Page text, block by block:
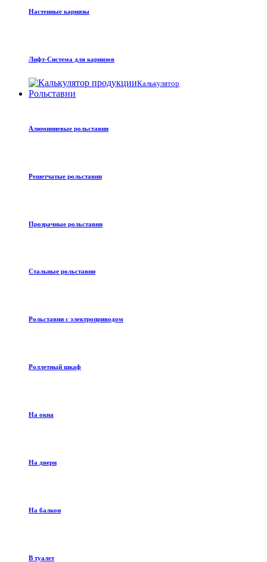
Настенные карнизы
Лифт-Система для карнизов
Калькулятор
Рольставни
Алюминиевые рольставни
Решетчатые рольставни
Прозрачные рольставни
Стальные рольставни
Рольставни с электроприводом
Роллетный шкаф
На окна
На двери
На балкон
В туалет